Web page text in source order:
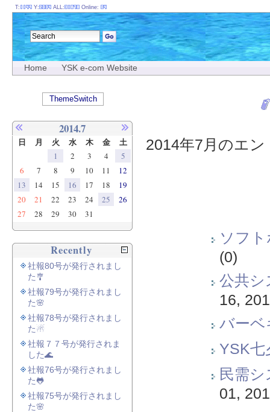
Home YSK e-com Website
2014年7月のエ
ソフ
(0)
公共シ
16,
バーベ
YSK七
民需
01,
T: Y: ALL: Online:
ThemeSwitch
2014.7
日 月 火 水 木 金 土
1 2 3 4
5
6
7 8 9 10 11
12
13
14 15 16 17 18
19
20
21 22 23 24 25
26
27
28 29 30 31
Recently
社報80号が発行されまし
た🎐
社報79号が発行されまし
た🌸
社報78号が発行されまし
た☃
社報７７号が発行されま
した🌊
社報76号が発行されまし
た🐸
社報75号が発行されまし
た🌸